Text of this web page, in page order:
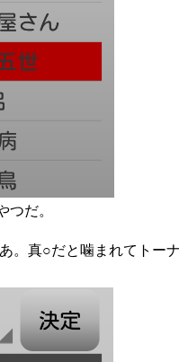
つだ。
。真○だと噛まれてトー